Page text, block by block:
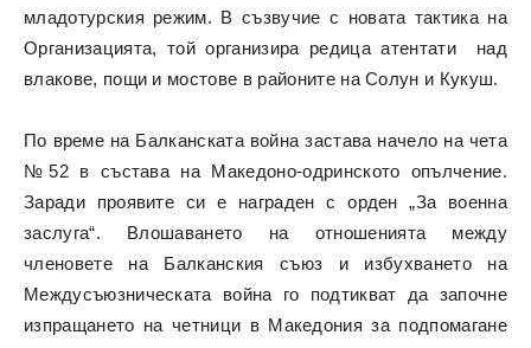
младотурския режим. В съзвучие с новата тактика на
Организацията, той организира редица атентати над
влакове, пощи и мостове в районите на Солун и Кукуш.
По време на Балканската война застава начело на чета
№52 в състава на Македоно-одринското опълчение.
Заради проявите си е награден с орден „За военна
заслуга“. Влошаването на отношенията между
членовете на Балканския съюз и избухването на
Междусъюзническата война го подтикват да започне
изпращането на четници в Македония за подпомагане